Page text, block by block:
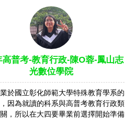
高普考-教育行政-陳O蓉-鳳山志
光數位學院
於國立彰化師範大學特殊教育學系的
因為就讀的科系與高普考教育行政類
，所以在大四要畢業前選擇開始準備